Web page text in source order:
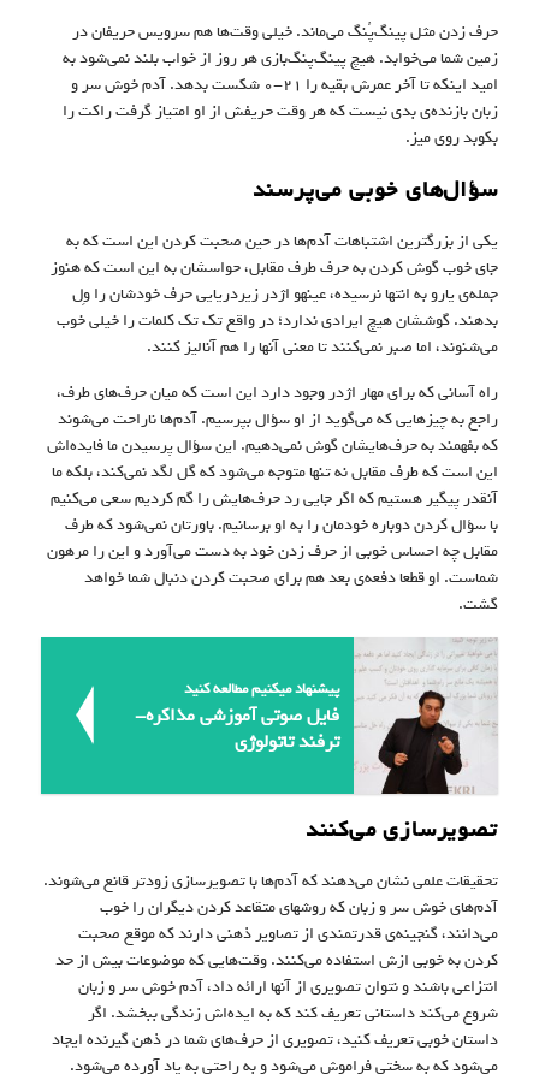
حرف زدن مثل پینگ‌پُنگ می‌ماند. خیلی‌ وقت‌ها هم سرویس حریفان در
زمین شما می‌خوابد. هیچ پینگ‌پنگ‌بازی هر روز از خواب بلند نمی‌شود به
امید اینکه تا آخر عمرش بقیه را ۲۱-۰ شکست بدهد. آدم خوش سر و
زبان بازنده‌ی بدی نیست که هر وقت حریفش از او امتیاز گرفت راکت را
بکوبد روی میز.
سؤال‌های خوبی می‌پرسند
یکی از بزرگترین اشتباهات آدم‌ها در حین صحبت کردن این است که به
جای خوب گوش کردن به حرف طرف مقابل،‌ حواسشان به این است که هنوز
جمله‌ی یارو به انتها نرسیده، عینهو اژدر زیردریایی حرف خودشان را وِل
بدهند. گوششان هیچ ایرادی ندارد؛ در واقع تک تک کلمات را خیلی خوب
می‌شنوند، اما صبر نمی‌کنند تا معنی آنها را هم آنالیز کنند.
راه آسانی که برای مهار اژدر وجود دارد این است که میان حرف‌های طرف،
راجع به چیزهایی که می‌گوید از او سؤال بپرسیم. آدم‌ها ناراحت می‌شوند
که بفهمند به حرف‌هایشان گوش نمی‌دهیم. این سؤال پرسیدن ما فایده‌اش
این است که طرف مقابل نه تنها متوجه می‌شود که گل لگد نمی‌کند،‌ بلکه ما
آنقدر پیگیر هستیم که اگر جایی رد حرف‌هایش را گم کردیم سعی می‌کنیم
با سؤال کردن دوباره خودمان را به او برسانیم. باورتان نمی‌شود که طرف
مقابل چه احساس خوبی از حرف زدن خود به دست می‌آورد و این را مرهون
شماست. او قطعا دفعه‌ی بعد هم برای صحبت کردن دنبال شما خواهد
گشت.
پیشنهاد میکنیم مطالعه کنید
فایل صوتى آموزشى مذاکره-
ترفند تاتولوژى
تصویرسازی می‌کنند
تحقیقات علمی نشان می‌دهند که آدم‌ها با تصویرسازی زودتر قانع می‌شوند.
آدم‌های خوش سر و زبان که روشهای متقاعد کردن دیگران را خوب
می‌دانند، گنجینه‌ی قدرتمندی از تصاویر ذهنی دارند که موقع صحبت
کردن به خوبی ازش استفاده می‌کنند. وقت‌هایی که موضوعات بیش از حد
انتزاعی باشند و نتوان تصویری از آنها ارائه داد،‌ آدم خوش سر و زبان
شروع می‌کند داستانی تعریف کند که به ایده‌اش زندگی ببخشد. اگر
داستان خوبی تعریف کنید،‌ تصویری از حرف‌های شما در ذهن گیرنده ایجاد
می‌شود که به سختی فراموش می‌‌شود و به راحتی به یاد آورده می‌شود.